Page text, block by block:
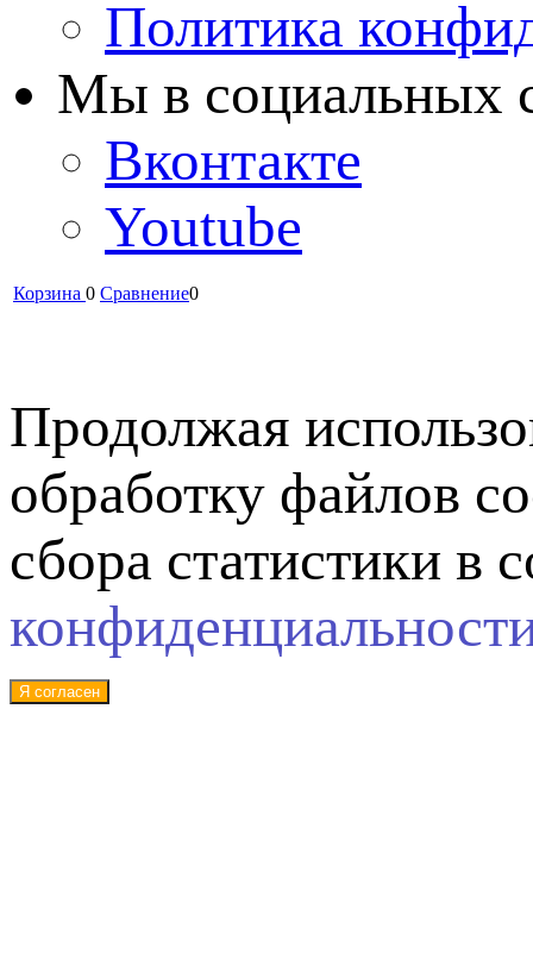
Политика
Мы в cоциальных
Вконтакте
Youtube
Корзина 0 Сравнение0
Продолжая
обработку файлов
сбора статистики в
Я согласен